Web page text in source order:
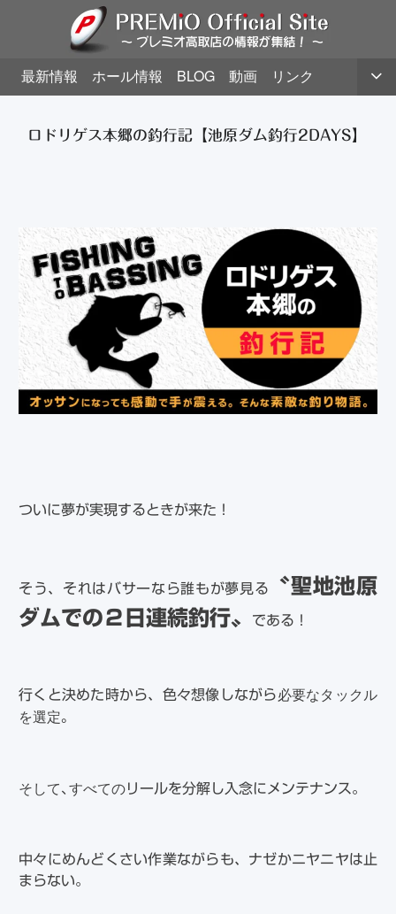
最新情報 ホール情報 BLOG 動画 リンク
ロドリゲス本郷の釣行記【池原ダム釣行2DAYS】
ついに夢が実現するときが来た！
そう、それはバサーなら誰もが夢見る
〝聖地池原
ダムでの２日連続釣行〟
である！
行くと決めた時から、色々想像しながら必要なタックル
を選定。
そして、すべてのリールを分解し入念にメンテナンス。
中々にめんどくさい作業ながらも、ナゼかニヤニヤは止
まらない。